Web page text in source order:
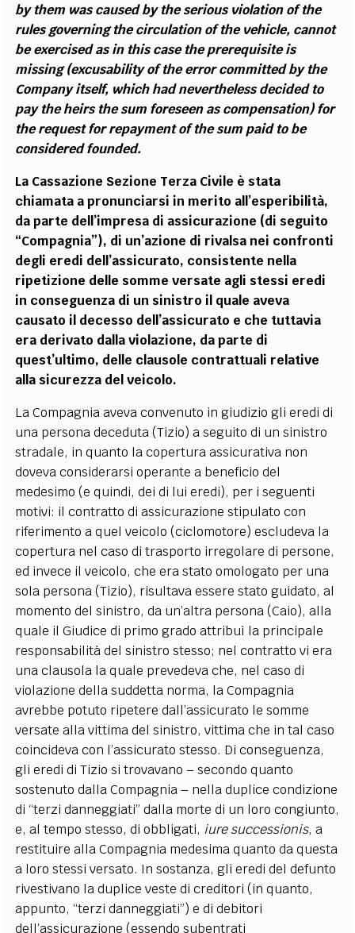
by them was caused by the serious violation of the
rules governing the circulation of the vehicle, cannot
be exercised as in this case the prerequisite is
missing (excusability of the error committed by the
Company itself, which had nevertheless decided to
pay the heirs the sum foreseen as compensation) for
the request for repayment of the sum paid to be
considered founded.
La Cassazione Sezione Terza Civile è stata
chiamata a pronunciarsi in merito all’esperibilità,
da parte dell’impresa di assicurazione (di seguito
“Compagnia”), di un’azione di rivalsa nei confronti
degli eredi dell’assicurato, consistente nella
ripetizione delle somme versate agli stessi eredi
in conseguenza di un sinistro il quale aveva
causato il decesso dell’assicurato e che tuttavia
era derivato dalla violazione, da parte di
quest’ultimo, delle clausole contrattuali relative
alla sicurezza del veicolo.
La Compagnia aveva convenuto in giudizio gli eredi di
una persona deceduta (Tizio) a seguito di un sinistro
stradale, in quanto la copertura assicurativa non
doveva considerarsi operante a beneficio del
medesimo (e quindi, dei di lui eredi), per i seguenti
motivi: il contratto di assicurazione stipulato con
riferimento a quel veicolo (ciclomotore) escludeva la
copertura nel caso di trasporto irregolare di persone,
ed invece il veicolo, che era stato omologato per una
sola persona (Tizio), risultava essere stato guidato, al
momento del sinistro, da un’altra persona (Caio), alla
quale il Giudice di primo grado attribuì la principale
responsabilità del sinistro stesso; nel contratto vi era
una clausola la quale prevedeva che, nel caso di
violazione della suddetta norma, la Compagnia
avrebbe potuto ripetere dall’assicurato le somme
versate alla vittima del sinistro, vittima che in tal caso
coincideva con l’assicurato stesso. Di conseguenza,
gli eredi di Tizio si trovavano – secondo quanto
sostenuto dalla Compagnia – nella duplice condizione
di “terzi danneggiati” dalla morte di un loro congiunto,
e, al tempo stesso, di obbligati, iure successionis, a
restituire alla Compagnia medesima quanto da questa
a loro stessi versato. In sostanza, gli eredi del defunto
rivestivano la duplice veste di creditori (in quanto,
appunto, “terzi danneggiati”) e di debitori
dell’assicurazione (essendo subentrati